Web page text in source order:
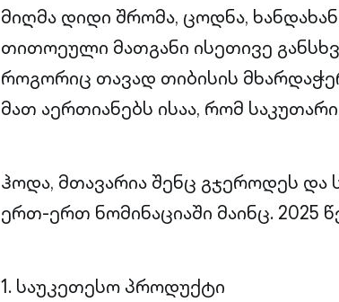
მიღმა დიდი შრომა, ცოდნა,
თითოეული მათგანი ისეთივე
როგორიც თავად თიბისის
მათ აერთიანებს ისაა, რომ
ჰოდა, მთავარია შენც გჯეროდეს
ერთ-ერთ ნომინაციაში მაინც. 2025
1. საუკეთესო პროდუქტი